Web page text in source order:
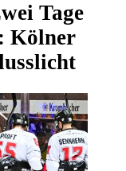
Tage
Kölner